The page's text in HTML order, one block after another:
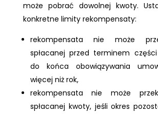
może pobrać dowolnej kwoty.
konkretne limity rekompensaty:
rekompensata nie może
spłacanej przed terminem
do końca obowiązywania
więcej niż rok,
rekompensata nie może
spłacanej kwoty, jeśli okres